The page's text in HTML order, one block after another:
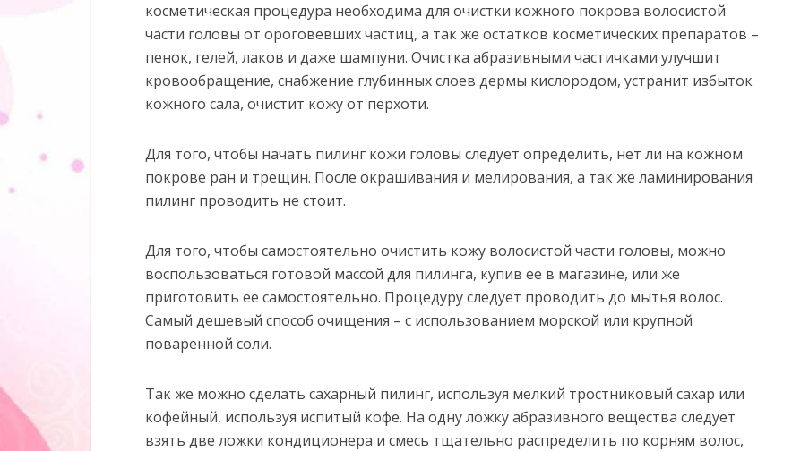
косметическая процедура необходима для очистки кожного покрова волосистой
части головы от ороговевших частиц, а так же остатков косметических препаратов –
пенок, гелей, лаков и даже шампуни. Очистка абразивными частичками улучшит
кровообращение, снабжение глубинных слоев дермы кислородом, устранит избыток
кожного сала, очистит кожу от перхоти.
Для того, чтобы начать пилинг кожи головы следует определить, нет ли на кожном
покрове ран и трещин. После окрашивания и мелирования, а так же ламинирования
пилинг проводить не стоит.
Для того, чтобы самостоятельно очистить кожу волосистой части головы, можно
воспользоваться готовой массой для пилинга, купив ее в магазине, или же
приготовить ее самостоятельно. Процедуру следует проводить до мытья волос.
Самый дешевый способ очищения – с использованием морской или крупной
поваренной соли.
Так же можно сделать сахарный пилинг, используя мелкий тростниковый сахар или
кофейный, используя испитый кофе. На одну ложку абразивного вещества следует
взять две ложки кондиционера и смесь тщательно распределить по корням волос,